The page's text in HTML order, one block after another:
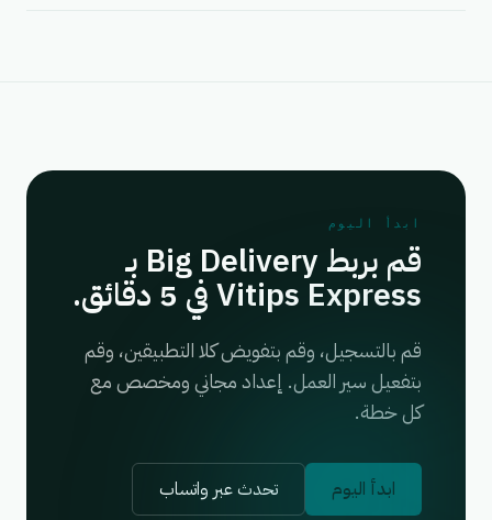
ابدأ اليوم
قم بربط Big Delivery بـ
Vitips Express في 5 دقائق.
قم بالتسجيل، وقم بتفويض كلا التطبيقين، وقم
بتفعيل سير العمل. إعداد مجاني ومخصص مع
كل خطة.
ابدأ اليوم تحدث عبر واتساب